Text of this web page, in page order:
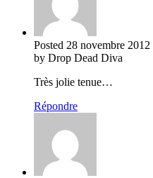
Posted 28 novembre 2012
by Drop Dead Diva
Très jolie tenue…
Répondre